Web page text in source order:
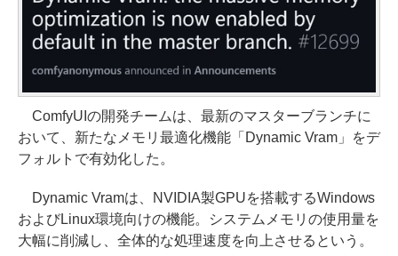
ComfyUIの開発チームは、最新のマスターブランチに
おいて、新たなメモリ最適化機能「Dynamic Vram」をデ
フォルトで有効化した。
Dynamic Vramは、NVIDIA製GPUを搭載するWindows
およびLinux環境向けの機能。システムメモリの使用量を
大幅に削減し、全体的な処理速度を向上させるという。